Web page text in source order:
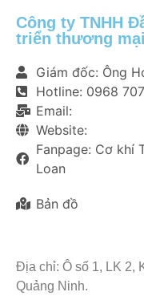
Công ty TNHH
triển thương
Giám đốc: Ông
Hotline: 0968
Email:
Website:
Fanpage: Cơ khí
Loan
Bản đồ
Địa chỉ: Ô số 1, LK 2,
Quảng Ninh.